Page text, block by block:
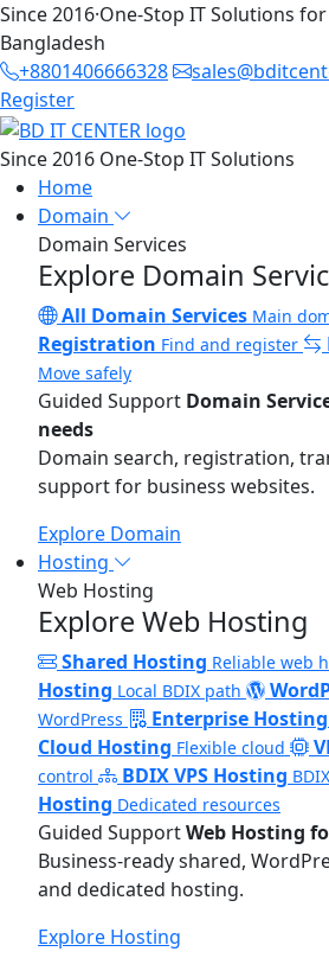
Since 2016·One-Stop IT Solutions
Bangladesh
+8801406666328
Register
Since 2016 One-Stop IT Solutions
Home
Domain
Domain Services
Explore Domain
All Domain Services Main
Registration Find and register
Move safely
Guided Support Domain
needs
Domain search, registration,
support for business websites.
Explore Domain
Hosting
Web Hosting
Explore Web Hosting
Shared Hosting Reliable web
Hosting Local BDIX path
WordPress
Enterprise Hosting
Cloud Hosting Flexible cloud
control
BDIX VPS Hosting
Hosting Dedicated resources
Guided SupportWeb Hosting
Business-ready shared,
and dedicated hosting.
Explore Hosting